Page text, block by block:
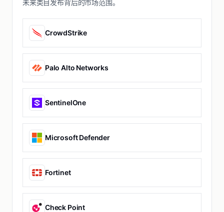
未来类目发布背后的市场范围。
CrowdStrike
Palo Alto Networks
SentinelOne
Microsoft Defender
Fortinet
Check Point